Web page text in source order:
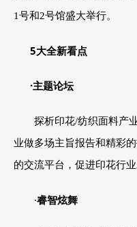
1号和2号馆盛大举行。
5大全新看点
·主题论坛
探析印花/纺织面料产
业做多场主旨报告和精彩
的交流平台，促进印花行业
·睿智炫舞